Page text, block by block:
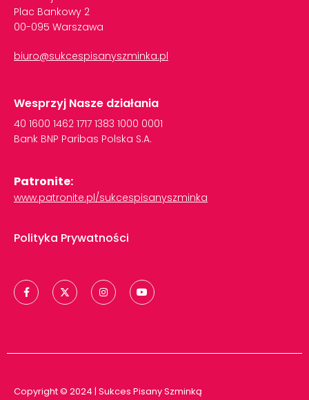
Plac Bankowy 2
00-095 Warszawa
biuro@sukcespisanyszminka.pl
Wesprzyj Nasze działania
40 1600 1462 1717 1383 1000 0001
Bank BNP Paribas Polska S.A.
Patronite:
www.patronite.pl/sukcespisanyszminka
Polityka Prywatności
Copyright © 2024 | Sukces Pisany Szminką